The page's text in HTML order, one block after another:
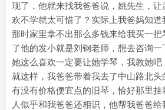
现了，他就来找我爸爸说，姚先生，
欢不学就太可惜了？实际上我爸妈知
那时家里拿不出那么多钱来给我买一把
了他的发小就是刘钢老师，想去咨询
她这么喜欢一定要让她学琴，我教她吧
就这样，我爸爸带着我去了中山路北
有没有价格便宜点的旧琴，恰好那里
人似乎和我爸爸还相识，他帮我爸爸